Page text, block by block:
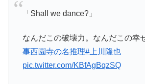
「Shall we dance?」
なんだこの破壊力。なんだこの幸
事西園寺の名推理#上川隆也
pic.twitter.com/KBfAgBqzSQ